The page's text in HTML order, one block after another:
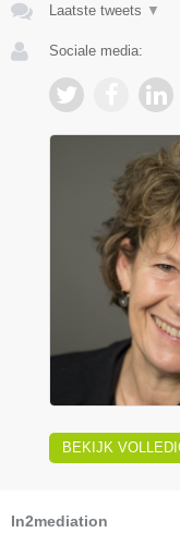
Laatste tweets ▼
Sociale media:
BEKIJK
In2mediation